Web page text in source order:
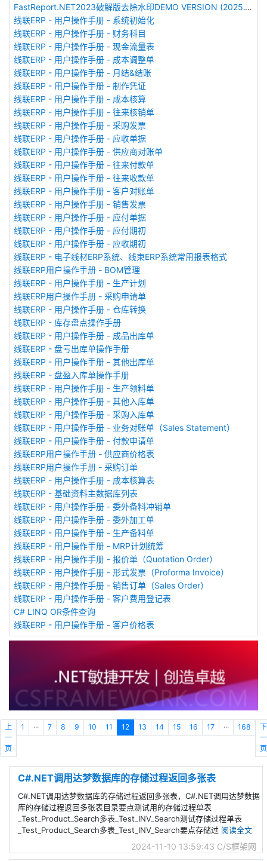
FastReport.NET2023破解版去除水印DEMO VERSION (2025.1.14/2023.2.18版本)
线联ERP - 用户操作手册 - 系统初始化
线联ERP - 用户操作手册 - 财务科目
线联ERP - 用户操作手册 - 现金流量表
线联ERP - 用户操作手册 - 成本调整单
线联ERP - 用户操作手册 - 月结&结账
线联ERP - 用户操作手册 - 制作凭证
线联ERP - 用户操作手册 - 成本核算
线联ERP - 用户操作手册 - 往来核销单
线联ERP - 用户操作手册 - 采购发票
线联ERP - 用户操作手册 - 应收单据
线联ERP - 用户操作手册 - 供应商对账单
线联ERP - 用户操作手册 - 往来付款单
线联ERP - 用户操作手册 - 往来收款单
线联ERP - 用户操作手册 - 客户对账单
线联ERP - 用户操作手册 - 销售发票
线联ERP - 用户操作手册 - 应付单据
线联ERP - 用户操作手册 - 应付期初
线联ERP - 用户操作手册 - 应收期初
线联ERP - 电子线材ERP系统、线束ERP系统常用报表格式
线联ERP用户操作手册 - BOM管理
线联ERP - 用户操作手册 - 生产计划
线联ERP用户操作手册 - 采购申请单
线联ERP - 用户操作手册 - 仓库转换
线联ERP - 库存盘点操作手册
线联ERP - 用户操作手册 - 成品出库单
线联ERP - 盘亏出库单操作手册
线联ERP - 用户操作手册 - 其他出库单
线联ERP - 盘盈入库单操作手册
线联ERP - 用户操作手册 - 生产领料单
线联ERP - 用户操作手册 - 其他入库单
线联ERP - 用户操作手册 - 采购入库单
线联ERP - 用户操作手册 - 业务对账单（Sales Statement）
线联ERP - 用户操作手册 - 付款申请单
线联ERP用户操作手册 - 供应商价格表
线联ERP用户操作手册 - 采购订单
线联ERP - 用户操作手册 - 成本核算表
线联ERP - 基础资料主数据库列表
线联ERP - 用户操作手册 - 委外备料冲销单
线联ERP - 用户操作手册 - 委外加工单
线联ERP - 用户操作手册 - 生产备料单
线联ERP - 用户操作手册 - MRP计划统筹
线联ERP - 用户操作手册 - 报价单（Quotation Order）
线联ERP - 用户操作手册 - 形式发票（Proforma Invoice）
线联ERP - 用户操作手册 - 销售订单（Sales Order）
线联ERP - 用户操作手册 - 客户费用登记表
C# LINQ OR条件查询
线联ERP - 用户操作手册 - 客户价格表
上
一
页
1 ··· 7 8 9 10 11 12 13 14 15 16 17 ··· 168
下
一
页
C#.NET调用达梦数据库的存储过程返回多张表
C#.NET调用达梦数据库的存储过程返回多张表，C#.NET调用达梦数据
库的存储过程返回多张表目录要点测试用的存储过程单表
_Test_Product_Search多表_Test_INV_Search测试存储过程单表
_Test_Product_Search多表_Test_INV_Search要点存储过 阅读全文
2024-11-10 13:59:43 C/S框架网